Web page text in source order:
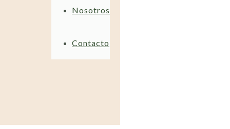
Nosotros
Contacto